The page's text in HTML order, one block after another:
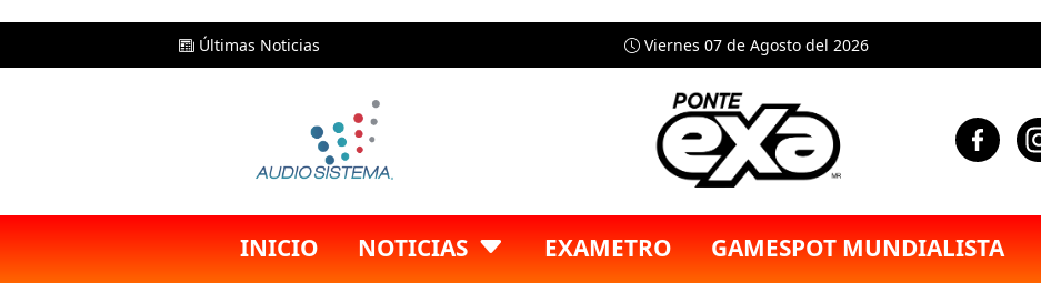
Últimas Noticias Viernes 07 de Agosto del 2026
INICIO NOTICIAS EXAMETRO GAMESPOT MUNDIALISTA